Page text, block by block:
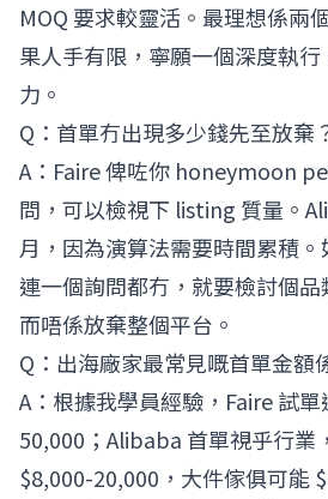
MOQ 要求較靈活。最理想係兩
果人手有限，寧願一個深度執
力。
Q：首單冇出現多少錢先至放棄
A：Faire 俾咗你 honeymoon
問，可以檢視下 listing 質量。
月，因為演算法需要時間累積
連一個詢問都冇，就要檢討個品
而唔係放棄整個平台。
Q：出海廠家最常見嘅首單金額
A：根據我學員經驗，Faire 試
50,000；Alibaba 首單視乎行業
$8,000-20,000，大件傢俱可能